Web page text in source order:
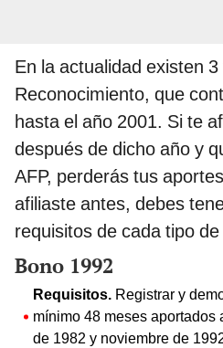
En la actualidad existen
Reconocimiento, que
hasta el año 2001. Si te
después de dicho año y
AFP, perderás tus
afiliaste antes, debes
requisitos de cada tipo
Bono 1992
Requisitos. Registrar y
mínimo 48 meses aportados
de 1982 y noviembre de